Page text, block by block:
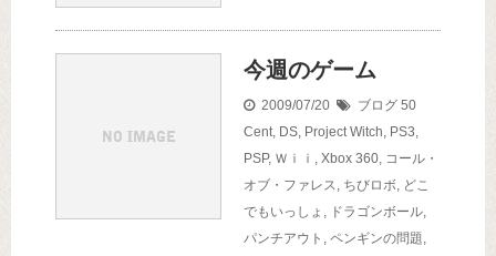
今週のゲーム
2009/07/20 ブログ 50
Cent, DS, Project Witch, PS3,
PSP, Ｗｉｉ , Xbox 360, コール・
オブ・ファレス, ちびロボ, どこ
でもいっしょ , ドラゴンボール,
パンチアウト , ペンギンの問題,